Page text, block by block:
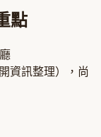
點
資訊整理），尚